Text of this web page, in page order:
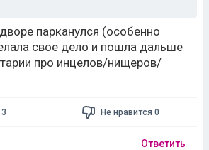
парканулся (особенно
свое дело и пошла дальше
про инцелов/нищеров/
Не нравится 0
Ответить